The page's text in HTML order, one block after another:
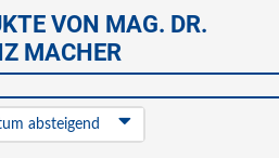
VON MAG. DR.
MACHER
absteigend